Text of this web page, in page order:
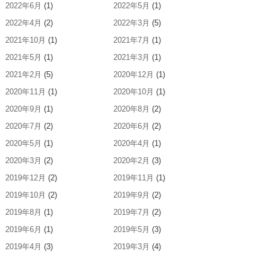
2022年6月 (1) 2022年5月 (1)
2022年4月 (2) 2022年3月 (5)
2021年10月 (1) 2021年7月 (1)
2021年5月 (1) 2021年3月 (1)
2021年2月 (5) 2020年12月 (1)
2020年11月 (1) 2020年10月 (1)
2020年9月 (1) 2020年8月 (2)
2020年7月 (2) 2020年6月 (2)
2020年5月 (1) 2020年4月 (1)
2020年3月 (2) 2020年2月 (3)
2019年12月 (2) 2019年11月 (1)
2019年10月 (2) 2019年9月 (2)
2019年8月 (1) 2019年7月 (2)
2019年6月 (1) 2019年5月 (3)
2019年4月 (3) 2019年3月 (4)